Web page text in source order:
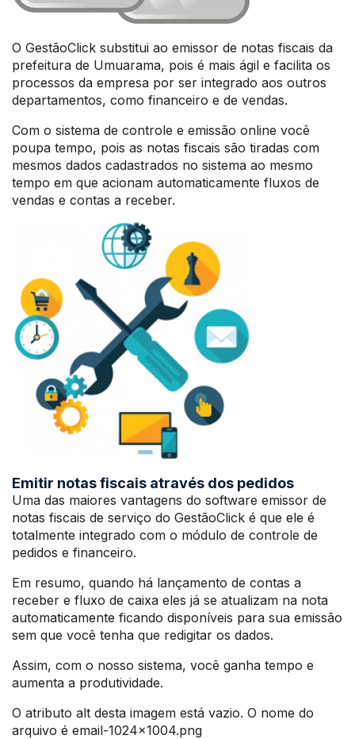
O GestãoClick substitui ao emissor de notas fiscais da
prefeitura de Umuarama, pois é mais ágil e facilita os
processos da empresa por ser integrado aos outros
departamentos, como financeiro e de vendas.
Com o sistema de controle e emissão online você
poupa tempo, pois as notas fiscais são tiradas com
mesmos dados cadastrados no sistema ao mesmo
tempo em que acionam automaticamente fluxos de
vendas e contas a receber.
Emitir notas fiscais através dos pedidos
Uma das maiores vantagens do software emissor de
notas fiscais de serviço do GestãoClick é que ele é
totalmente integrado com o módulo de controle de
pedidos e financeiro.
Em resumo, quando há lançamento de contas a
receber e fluxo de caixa eles já se atualizam na nota
automaticamente ficando disponíveis para sua emissão
sem que você tenha que redigitar os dados.
Assim, com o nosso sistema, você ganha tempo e
aumenta a produtividade.
O atributo alt desta imagem está vazio. O nome do
arquivo é email-1024×1004.png